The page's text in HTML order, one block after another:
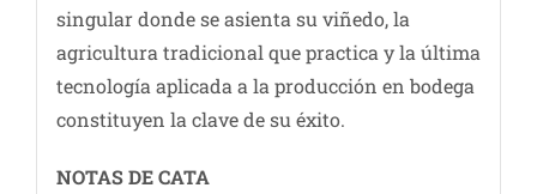
singular donde se asienta su viñedo, la
agricultura tradicional que practica y la última
tecnología aplicada a la producción en bodega
constituyen la clave de su éxito.
NOTAS DE CATA